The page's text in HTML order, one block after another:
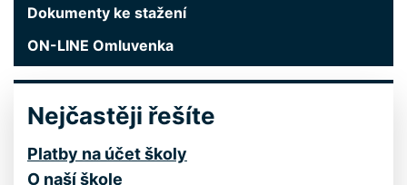
Dokumenty ke stažení
ON-LINE Omluvenka
Nejčastěji řešíte
Platby na účet školy
O naší škole